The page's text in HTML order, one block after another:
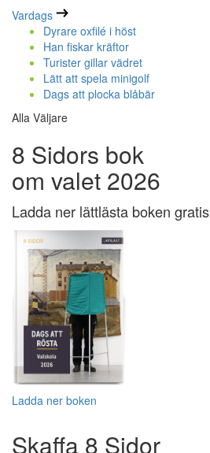
Vardags
Dyrare oxfilé i höst
Han fiskar kräftor
Turister gillar vädret
Lätt att spela minigolf
Dags att plocka blåbär
Alla Väljare
8 Sidors bok
om valet 2026
Ladda ner lättlästa boken gratis
Ladda ner boken
Skaffa 8 Sidor